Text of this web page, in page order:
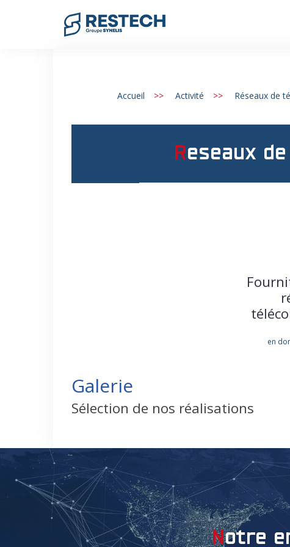
Accueil >> Activité >> Réseaux de
reseaux
en
Galerie
Sélection de nos réalisations
notre